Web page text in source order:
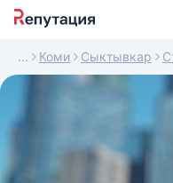
Коми Сыктывкар